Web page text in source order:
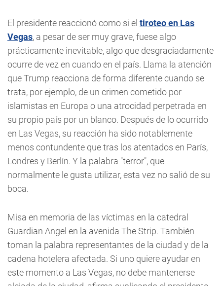
El presidente reaccionó como si el tiroteo en Las
Vegas, a pesar de ser muy grave, fuese algo
prácticamente inevitable, algo que desgraciadamente
ocurre de vez en cuando en el país. Llama la atención
que Trump reacciona de forma diferente cuando se
trata, por ejemplo, de un crimen cometido por
islamistas en Europa o una atrocidad perpetrada en
su propio país por un blanco. Después de lo ocurrido
en Las Vegas, su reacción ha sido notablemente
menos contundente que tras los atentados en París,
Londres y Berlín. Y la palabra "terror", que
normalmente le gusta utilizar, esta vez no salió de su
boca.
Misa en memoria de las víctimas en la catedral
Guardian Angel en la avenida The Strip. También
toman la palabra representantes de la ciudad y de la
cadena hotelera afectada. Si uno quiere ayudar en
este momento a Las Vegas, no debe mantenerse